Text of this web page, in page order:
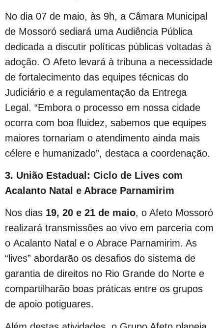
No dia 07 de maio, às 9h, a Câmara Municipal
de Mossoró sediará uma Audiência Pública
dedicada a discutir políticas públicas voltadas à
adoção. O Afeto levará à tribuna a necessidade
de fortalecimento das equipes técnicas do
Judiciário e a regulamentação da Entrega
Legal. “Embora o processo em nossa cidade
ocorra com boa fluidez, sabemos que equipes
maiores tornariam o atendimento ainda mais
célere e humanizado”, destaca a coordenação.
3. União Estadual: Ciclo de Lives com
Acalanto Natal e Abrace Parnamirim
Nos dias 19, 20 e 21 de maio, o Afeto Mossoró
realizará transmissões ao vivo em parceria com
o Acalanto Natal e o Abrace Parnamirim. As
“lives” abordarão os desafios do sistema de
garantia de direitos no Rio Grande do Norte e
compartilharão boas práticas entre os grupos
de apoio potiguares.